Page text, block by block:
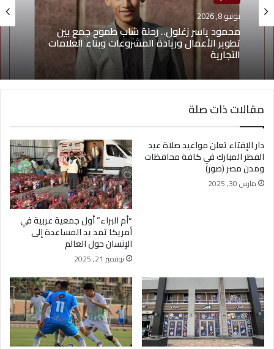
يونيو 8, 2026
محمود ياسر زغلول.. رحلة شاب طموح جمع بين
تطوير الأعمال وريادة المشروعات وبناء العلامات
منوعات
يونيو 4, 2026
يوسف أيمن درويش.. عقلية بيعية شابة تقود التغيير
وتؤهل الشباب لسوق العمل2026
مقالات ذات صلة
دار الإفتاء تعلن مواعيد صلاة عيد
الفطر المبارك في كافة محافظات
ومدن مصر (صور)
مارس 30, 2025
“أم البراء” أول جمعية عربية في
أمريكا تمد يد المساعدة إلى
الإنسان حول العالم
نوفمبر 21, 2025